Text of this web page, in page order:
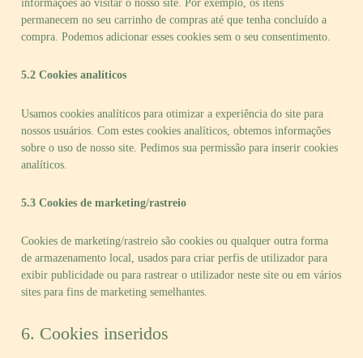
informações ao visitar o nosso site. Por exemplo, os itens
permanecem no seu carrinho de compras até que tenha concluído a
compra. Podemos adicionar esses cookies sem o seu consentimento.
5.2 Cookies analíticos
Usamos cookies analíticos para otimizar a experiência do site para
nossos usuários. Com estes cookies analíticos, obtemos informações
sobre o uso de nosso site. Pedimos sua permissão para inserir cookies
analíticos.
5.3 Cookies de marketing/rastreio
Cookies de marketing/rastreio são cookies ou qualquer outra forma
de armazenamento local, usados para criar perfis de utilizador para
exibir publicidade ou para rastrear o utilizador neste site ou em vários
sites para fins de marketing semelhantes.
6. Cookies inseridos